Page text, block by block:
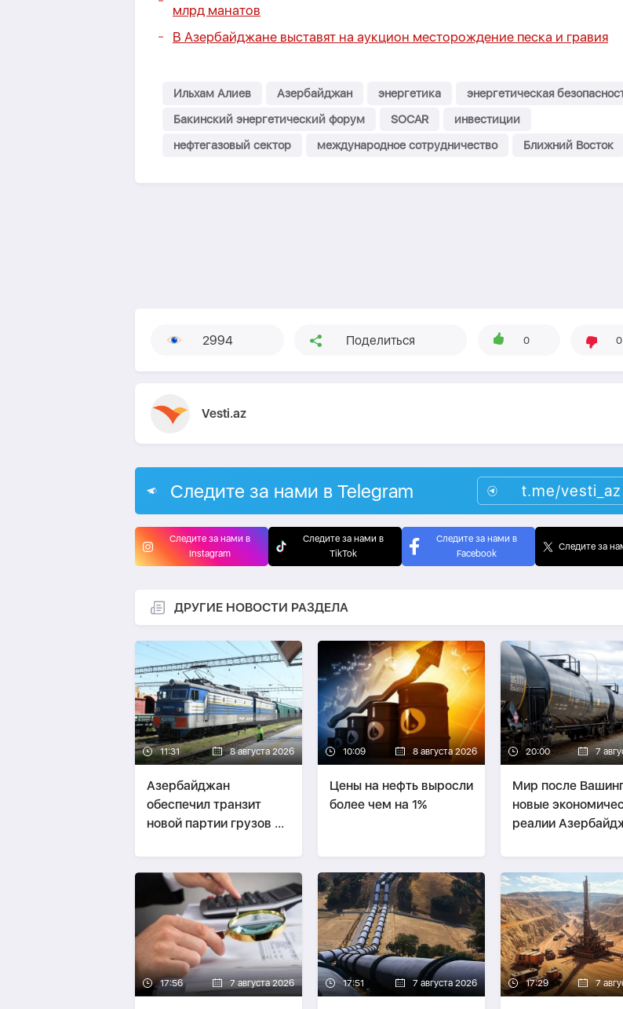
млрд манатов
В Азербайджане выставят на аукцион месторождение песка и гравия
Ильхам Алиев Азербайджан энергетика
энергетическая
Бакинский энергетический форум
SOCAR
инвестиции
нефтегазовый сектор
международное сотрудничество Ближний Восток
2994 Поделиться 0 0
Vesti.az
Следите за нами в Telegram t.me/vesti_az
Следите за нами в
Instagram
Следите за нами в
TikTok
Следите за нами в
Facebook
Следите за
ДРУГИЕ НОВОСТИ РАЗДЕЛА
11:31 8 августа 2026
Азербайджан
обеспечил транзит
новой партии грузов из
ФОТО
10:09 8 августа 2026
Цены на нефть выросли
более чем на 1%
20:00 7
Мир после
новые
реалии
СТРАТЕГИЯ
17:56 7 августа 2026 17:51 7 августа 2026 17:29 7